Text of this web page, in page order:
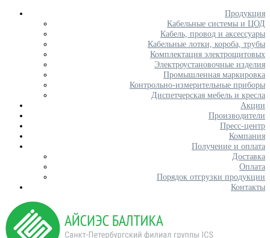
Продукция
Кабельные системы и ЦОД
Кабель, провод и аксессуары
Кабельные лотки, короба, трубы
Комплектация электрощитовых
Электроустановочные изделия
Промышленная маркировка
Контрольно-измерительные приборы
Диспетчерская мебель и кресла
Акции
Производители
Пресс-центр
Компания
Получение и оплата
Доставка
Оплата
Порядок отгрузки продукции
Контакты